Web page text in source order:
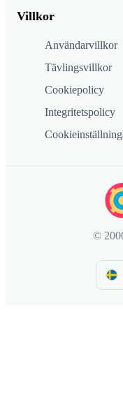
Villkor
Användarvillkor
Tävlingsvillkor
Cookiepolicy
Integritetspolicy
©